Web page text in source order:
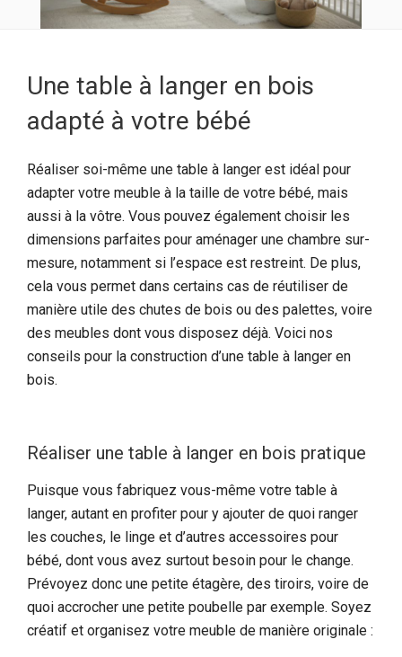
Une table à langer en bois
adapté à votre bébé
Réaliser soi-même une table à langer est idéal pour
adapter votre meuble à la taille de votre bébé, mais
aussi à la vôtre. Vous pouvez également choisir les
dimensions parfaites pour aménager une chambre sur-
mesure, notamment si l’espace est restreint. De plus,
cela vous permet dans certains cas de réutiliser de
manière utile des chutes de bois ou des palettes, voire
des meubles dont vous disposez déjà. Voici nos
conseils pour la construction d’une table à langer en
bois.
Réaliser une table à langer en bois pratique
Puisque vous fabriquez vous-même votre table à
langer, autant en profiter pour y ajouter de quoi ranger
les couches, le linge et d’autres accessoires pour
bébé, dont vous avez surtout besoin pour le change.
Prévoyez donc une petite étagère, des tiroirs, voire de
quoi accrocher une petite poubelle par exemple. Soyez
créatif et organisez votre meuble de manière originale :